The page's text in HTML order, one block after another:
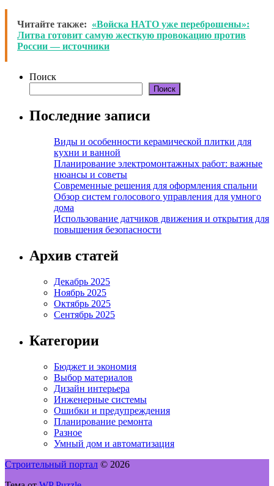
Читайте также: «Войска НАТО уже переброшены»:
Литва готовит самую жесткую провокацию против
России — источники
Поиск
Поиск
Последние записи
Виды и особенности керамической плитки для
кухни и ванной
Планирование электромонтажных работ: важные
нюансы и советы
Современные решения для оформления спальни
Обзор систем голосового управления для умного
дома
Использование датчиков движения и открытия для
повышения безопасности
Архив статей
Декабрь 2025
Ноябрь 2025
Октябрь 2025
Сентябрь 2025
Категории
Бюджет и экономия
Выбор материалов
Дизайн интерьера
Инженерные системы
Ошибки и предупреждения
Планирование ремонта
Разное
Умный дом и автоматизация
Строительный портал © 2026